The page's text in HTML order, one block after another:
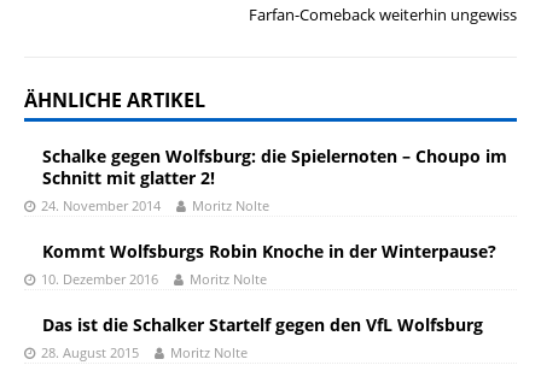
Farfan-Comeback weiterhin ungewiss
ÄHNLICHE ARTIKEL
Schalke gegen Wolfsburg: die Spielernoten – Choupo im
Schnitt mit glatter 2!
24. November 2014 Moritz Nolte
Kommt Wolfsburgs Robin Knoche in der Winterpause?
10. Dezember 2016 Moritz Nolte
Das ist die Schalker Startelf gegen den VfL Wolfsburg
28. August 2015 Moritz Nolte